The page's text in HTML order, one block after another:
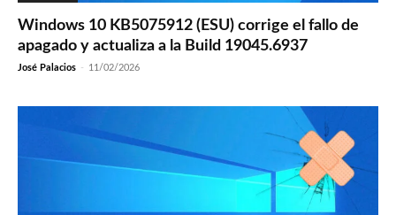
Windows 10 KB5075912 (ESU) corrige el fallo de
apagado y actualiza a la Build 19045.6937
José Palacios - 11/02/2026